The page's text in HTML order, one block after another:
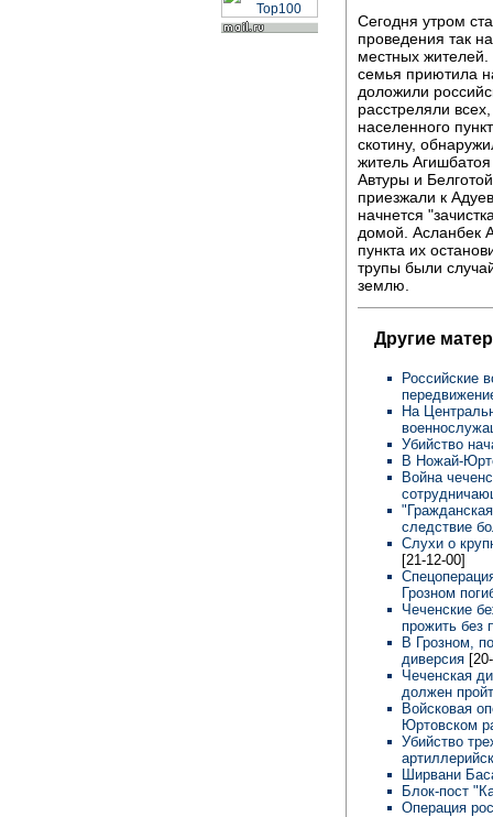
Сегодня утром
проведения так
местных жителей.
семья приютила
доложили
расстреляли
населенного
скотину,
житель
Автуры и
приезжали к
начнется
домой. Асланбек
пункта их
трупы были
землю.
Другие
Российские
На
Убийство
В Ножай-
Война
следствие
Слухи о
[21-12-00]
Грозном
Чеченские
прожить без
В Грозном,
диверсия
Чеченская
должен
Войсковая
Юртовском
Убийство
Ширвани
Блок-пост
Операция